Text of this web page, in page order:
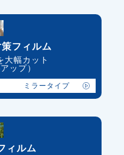
フィルム
大幅カット
ップ）
ミラータイプ
ィルム